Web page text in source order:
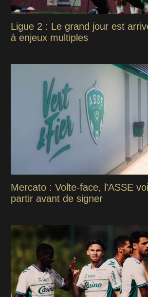
Ligue 2 : Le grand jour est
à enjeux multiples
Mercato : Volte-face, l’ASSE
partir avant de signer